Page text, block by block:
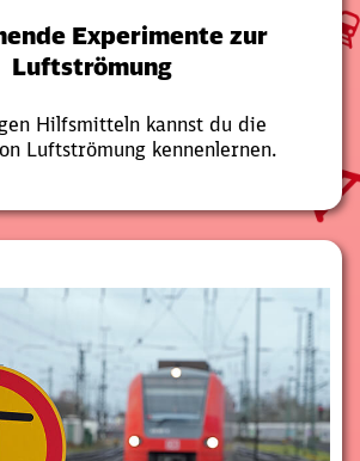
Experimente zur
Luftströmung
Hilfsmitteln kannst du die
Luftströmung kennenlernen.